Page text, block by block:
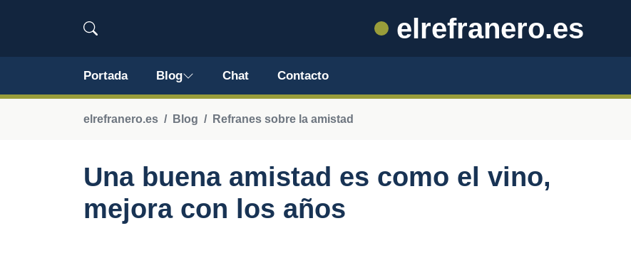
elrefranero.es
Portada Blog Chat Contacto
elrefranero.es Blog Refranes sobre la amistad
Una buena amistad es como el vino,
mejora con los años